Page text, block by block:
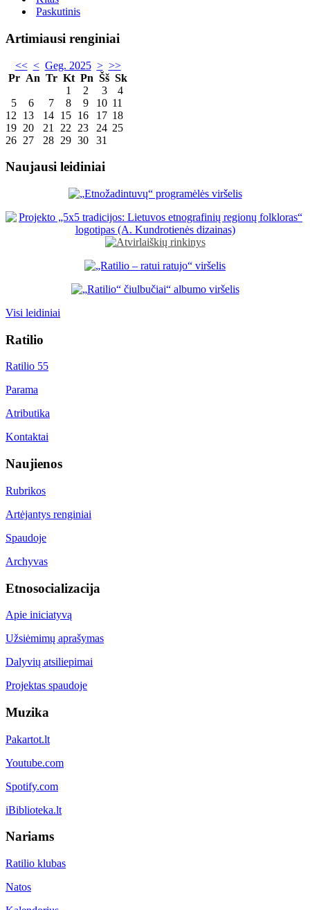
Paskutinis
Artimiausi renginiai
<< < Geg. 2025 > >>
Pr An Tr Kt Pn Šš Sk
1
2 3
4
5
6 7 8 9 10 11
12
13 14 15 16 17 18
19 20 21 22 23 24 25
26 27 28 29 30 31
Naujausi leidiniai
Visi leidiniai
Ratilio
Ratilio 55
Parama
Atributika
Kontaktai
Naujienos
Rubrikos
Artėjantys renginiai
Spaudoje
Archyvas
Etnosocializacija
Apie iniciatyvą
Užsiėmimų aprašymas
Dalyvių atsiliepimai
Projektas spaudoje
Muzika
Pakartot.lt
Youtube.com
Spotify.com
iBiblioteka.lt
Nariams
Ratilio klubas
Natos